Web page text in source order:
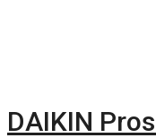
DAIKIN